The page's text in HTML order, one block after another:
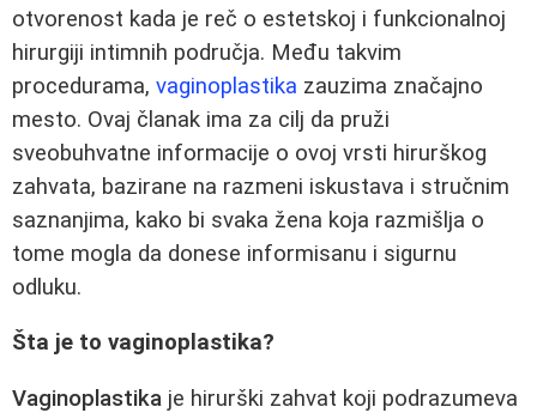
otvorenost kada je reč o estetskoj i funkcionalnoj
hirurgiji intimnih područja. Među takvim
procedurama, vaginoplastika zauzima značajno
mesto. Ovaj članak ima za cilj da pruži
sveobuhvatne informacije o ovoj vrsti hirurškog
zahvata, bazirane na razmeni iskustava i stručnim
saznanjima, kako bi svaka žena koja razmišlja o
tome mogla da donese informisanu i sigurnu
odluku.
Šta je to vaginoplastika?
Vaginoplastika je hirurški zahvat koji podrazumeva